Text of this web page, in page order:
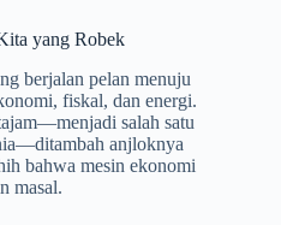
yang Robek
berjalan pelan menuju
fiskal, dan energi.
salah satu
anjloknya
bahwa mesin ekonomi
masal.